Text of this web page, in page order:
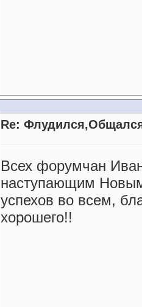
Re:
Всех форумчан
наступающим
успехов во всем,
хорошего!!